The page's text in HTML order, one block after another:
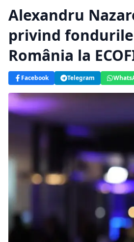
Alexandru
privind
România la
Facebook Telegram